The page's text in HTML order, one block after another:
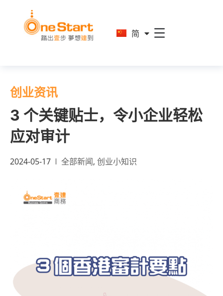
简
繁
创业资讯
3 个关键贴士，令小企业轻松
应对审计
2024-05-17 全部新闻, 创业小知识